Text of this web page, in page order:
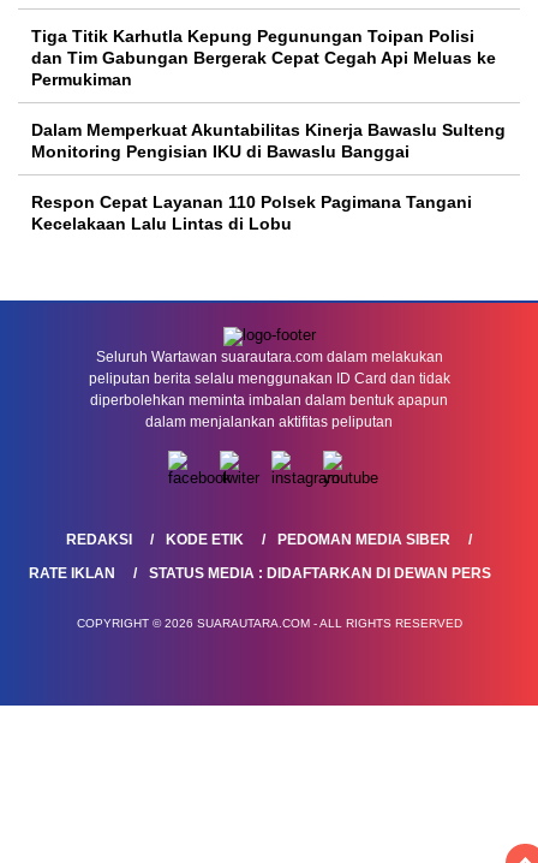
Tiga Titik Karhutla Kepung Pegunungan Toipan Polisi
dan Tim Gabungan Bergerak Cepat Cegah Api Meluas ke
Permukiman
Dalam Memperkuat Akuntabilitas Kinerja Bawaslu Sulteng
Monitoring Pengisian IKU di Bawaslu Banggai
Respon Cepat Layanan 110 Polsek Pagimana Tangani
Kecelakaan Lalu Lintas di Lobu
Seluruh Wartawan suarautara.com dalam melakukan
peliputan berita selalu menggunakan ID Card dan tidak
diperbolehkan meminta imbalan dalam bentuk apapun
dalam menjalankan aktifitas peliputan
REDAKSI KODE ETIK
PEDOMAN MEDIA SIBER
RATE IKLAN
STATUS MEDIA : DIDAFTARKAN DI DEWAN PERS
COPYRIGHT © 2026 SUARAUTARA.COM - ALL RIGHTS RESERVED